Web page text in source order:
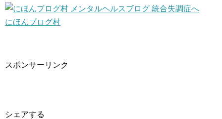
にほんブログ村
スポンサーリンク
シェアする